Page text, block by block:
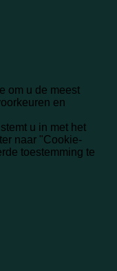
om u de meest
en
u in met het
naar "Cookie-
toestemming te